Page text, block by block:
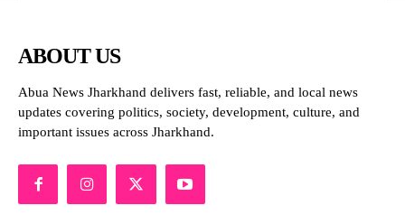
ABOUT US
Abua News Jharkhand delivers fast, reliable, and local news
updates covering politics, society, development, culture, and
important issues across Jharkhand.